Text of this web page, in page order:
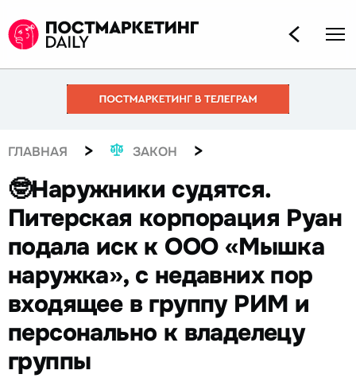
ГЛАВНАЯ > ЗАКОН >
🤓Наружники судятся.
Питерская корпорация Руан
подала иск к ООО «Мышка
наружка», с недавних пор
входящее в группу РИМ и
персонально к владелецу
группы